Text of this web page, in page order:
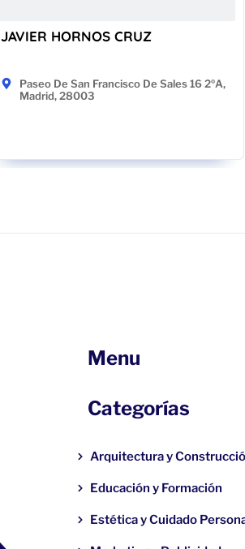
JAVIER HORNOS CRUZ
Paseo De San Francisco De Sales 16 2ºA,
Madrid, 28003
Menu
Categorías
Arquitectura y
Educación y Formación
Estética y Cuidado